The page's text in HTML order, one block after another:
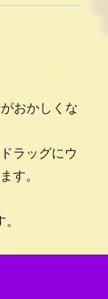
おかしくな
ラッグにウ
す。